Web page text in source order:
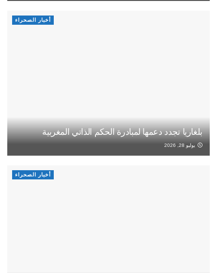
أخبار الصحراء
بلغاريا تجدد دعمها لمبادرة الحكم الذاتي المغربية
يوليو 28, 2026
أخبار الصحراء